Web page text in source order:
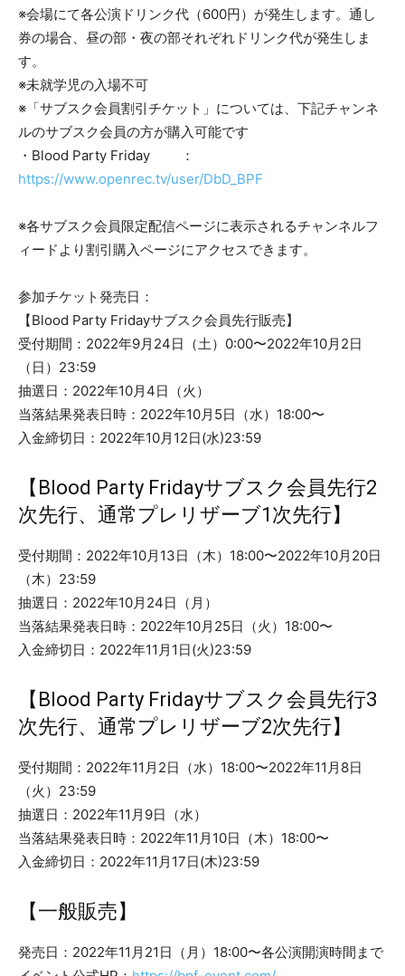
※会場にて各公演ドリンク代（600円）が発生します。通し
券の場合、昼の部・夜の部それぞれドリンク代が発生しま
す。
※未就学児の入場不可
※「サブスク会員割引チケット」については、下記チャンネ
ルのサブスク会員の方が購入可能です
・Blood Party Friday ：
https://www.openrec.tv/user/DbD_BPF
※各サブスク会員限定配信ページに表示されるチャンネルフ
ィードより割引購入ページにアクセスできます。
参加チケット発売日：
【Blood Party Fridayサブスク会員先行販売】
受付期間：2022年9月24日（土）0:00〜2022年10月2日
（日）23:59
抽選日：2022年10月4日（火）
当落結果発表日時：2022年10月5日（水）18:00〜
入金締切日：2022年10月12日(水)23:59
【Blood Party Fridayサブスク会員先行2
次先行、通常プレリザーブ1次先行】
受付期間：2022年10月13日（木）18:00〜2022年10月20日
（木）23:59
抽選日：2022年10月24日（月）
当落結果発表日時：2022年10月25日（火）18:00〜
入金締切日：2022年11月1日(火)23:59
【Blood Party Fridayサブスク会員先行3
次先行、通常プレリザーブ2次先行】
受付期間：2022年11月2日（水）18:00〜2022年11月8日
（火）23:59
抽選日：2022年11月9日（水）
当落結果発表日時：2022年11月10日（木）18:00〜
入金締切日：2022年11月17日(木)23:59
【一般販売】
発売日：2022年11月21日（月）18:00〜各公演開演時間まで